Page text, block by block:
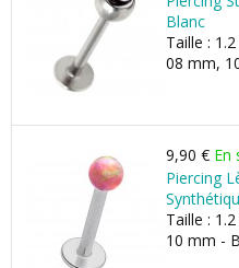
Blanc
Taille :
08 mm,
9,90 € En
Piercing
Taille :
10 mm -